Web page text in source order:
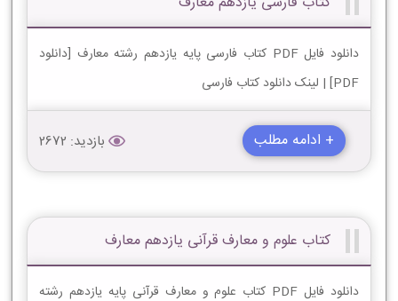
دانلود فایل PDF کتاب فارسی پایه یازدهم رشته معارف [دانلود
PDF] | لینک دانلود کتاب فارسی
+ ادامه مطلب بازدید: 2672
کتاب علوم و معارف قرآنی یازدهم معارف
دانلود فایل PDF کتاب علوم و معارف قرآنی پایه یازدهم رشته